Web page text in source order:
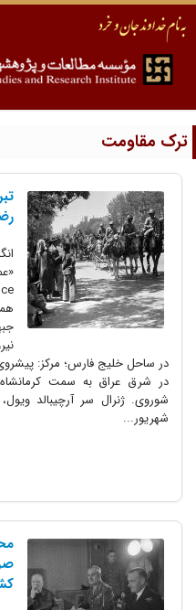
مقاومت
در ساحل خلیج فارس؛ مرکز: پیشروی
در شرق عراق به سمت کرمانشاه
شوروی. ژنرال سر آرچیبالد ویول،
شهریور...
کشور